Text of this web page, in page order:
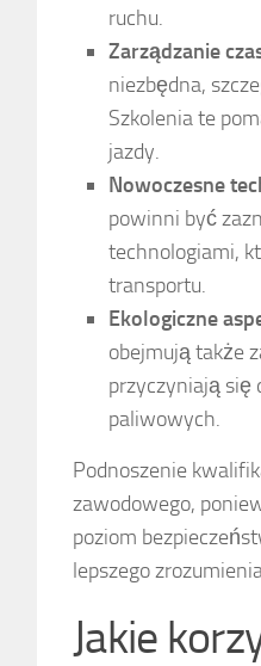
ruchu.
Zarządzanie
niezbędna,
Szkolenia te
jazdy.
Nowoczesne
powinni być
technologiami,
transportu.
Ekologiczne
obejmują także
przyczyniają się
paliwowych.
Podnoszenie
zawodowego,
poziom
lepszego
Jakie